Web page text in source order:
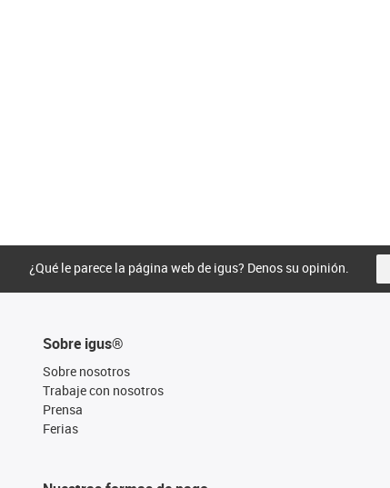
¿Qué le parece la página web de igus? Denos su opinión.
Sobre igus®
Sobre nosotros
Trabaje con nosotros
Prensa
Ferias